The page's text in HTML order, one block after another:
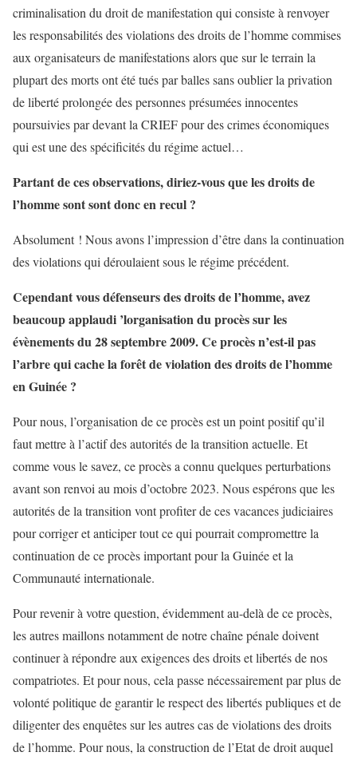
criminalisation du droit de manifestation qui consiste à renvoyer
les responsabilités des violations des droits de l’homme commises
aux organisateurs de manifestations alors que sur le terrain la
plupart des morts ont été tués par balles sans oublier la privation
de liberté prolongée des personnes présumées innocentes
poursuivies par devant la CRIEF pour des crimes économiques
qui est une des spécificités du régime actuel…
Partant de ces observations, diriez-vous que les droits de
l’homme sont sont donc en recul ?
Absolument ! Nous avons l’impression d’être dans la continuation
des violations qui déroulaient sous le régime précédent.
Cependant vous défenseurs des droits de l’homme, avez
beaucoup applaudi ’lorganisation du procès sur les
évènements du 28 septembre 2009. Ce procès n’est-il pas
l’arbre qui cache la forêt de violation des droits de l’homme
en Guinée ?
Pour nous, l’organisation de ce procès est un point positif qu’il
faut mettre à l’actif des autorités de la transition actuelle. Et
comme vous le savez, ce procès a connu quelques perturbations
avant son renvoi au mois d’octobre 2023. Nous espérons que les
autorités de la transition vont profiter de ces vacances judiciaires
pour corriger et anticiper tout ce qui pourrait compromettre la
continuation de ce procès important pour la Guinée et la
Communauté internationale.
Pour revenir à votre question, évidemment au-delà de ce procès,
les autres maillons notamment de notre chaîne pénale doivent
continuer à répondre aux exigences des droits et libertés de nos
compatriotes. Et pour nous, cela passe nécessairement par plus de
volonté politique de garantir le respect des libertés publiques et de
diligenter des enquêtes sur les autres cas de violations des droits
de l’homme. Pour nous, la construction de l’Etat de droit auquel